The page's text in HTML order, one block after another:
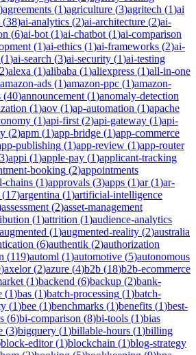
)agreements (1)agriculture (3)agritech (1)ai
(38)ai-analytics (2)ai-architecture (2)ai-
(6)ai-bot (1)ai-chatbot (1)ai-comparison
(1)ai-ethics (1)ai-frameworks (2)ai-
(1)ai-search (3)ai-security (1)ai-testing
2)alexa (1)alibaba (1)aliexpress (1)all-in-one
amazon-ads (1)amazon-ppc (1)amazon-
(40)announcement (1)anomaly-detection
(1)aov (1)ap-automation (1)apache
(1)api-first (2)api-gateway (1)api-
(2)apm (1)app-bridge (1)app-commerce
publishing (1)app-review (1)app-router
3)appi (1)apple-pay (1)applicant-tracking
booking (2)appointments
chains (1)approvals (3)apps (1)ar(1)ar-
(17)argentina (1)artificial-intelligence
assessment (2)asset-management
(1)attrition (1)audience-analytics
augmented (1)augmented-reality (2)australia
(6)authentik (2)authorization
(119)automl (1)automotive (5)autonomous
)axelor(2)azure (4)b2b (18)b2b-ecommerce
(1)backend (6)backup (2)bank-
(1)bas (1)batch-processing (1)batch-
(1)bee (1)benchmarks (1)benefits (1)best-
(6)bi-comparison (8)bi-tools (1)bias
(3)bigquery (1)billable-hours (1)billing
block-editor(1)blockchain (1)blog-strategy